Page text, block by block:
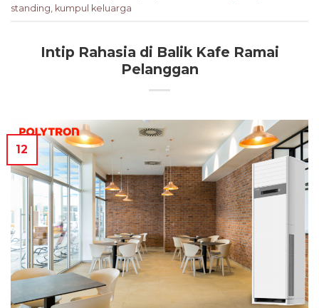
standing kumpul keluarga
Intip Rahasia di Balik Kafe Ramai
Pelanggan
12